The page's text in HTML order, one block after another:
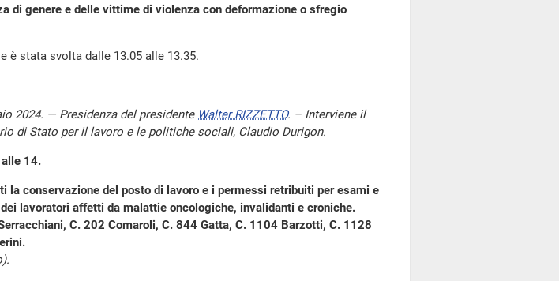
di genere e delle vittime di violenza con deformazione o sfregio
stata svolta dalle 13.05 alle 13.35.
2024. — Presidenza del presidente Walter RIZZETTO. – Interviene il
di Stato per il lavoro e le politiche sociali, Claudio Durigon.
14.
la conservazione del posto di lavoro e i permessi retribuiti per esami e
lavoratori affetti da malattie oncologiche, invalidanti e croniche.
C. 202 Comaroli, C. 844 Gatta, C. 1104 Barzotti, C. 1128